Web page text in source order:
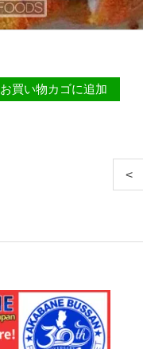
お買い物カゴに追加